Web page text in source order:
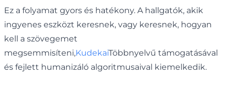
Ez a folyamat gyors és hatékony. A hallgatók, akik
ingyenes eszközt keresnek, vagy keresnek, hogyan
kell a szövegemet
megsemmisíteni,KudekaiTöbbnyelvű támogatásával
és fejlett humanizáló algoritmusaival kiemelkedik.